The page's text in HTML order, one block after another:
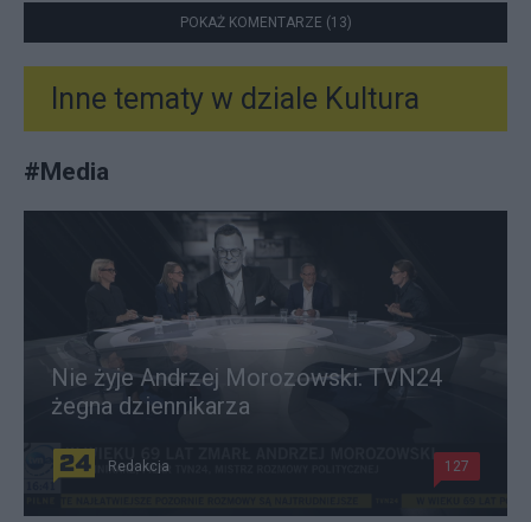
POKAŻ KOMENTARZE (13)
Inne tematy w dziale Kultura
#Media
Nie żyje Andrzej Morozowski. TVN24
żegna dziennikarza
Redakcja 127